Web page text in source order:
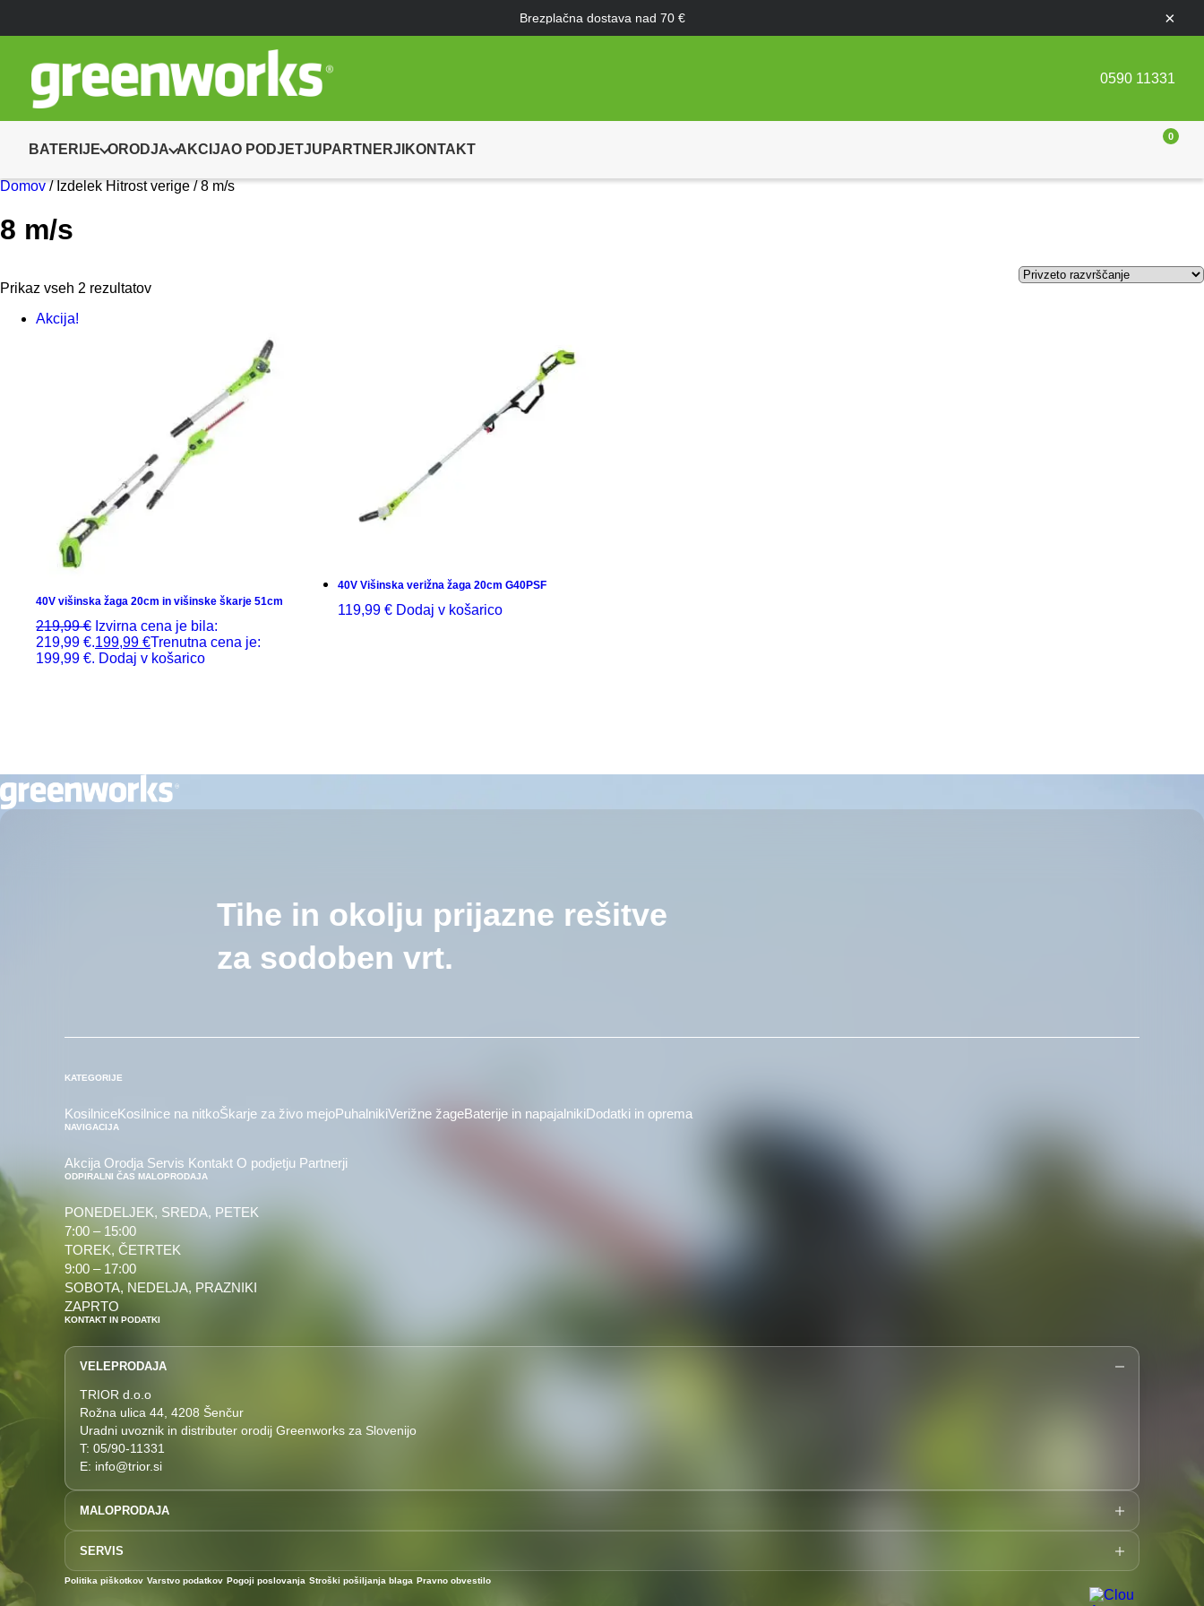
Brezplačna dostava nad 70 € ×
0590 11331
BATERIJE ORODJA AKCIJAO PODJETJU PARTNERJI KONTAKT
0
Domov/ Izdelek Hitrost verige / 8 m/s
8 m/s
Prikaz vseh 2 rezultatov
Akcija!
40V višinska žaga 20cm in višinske škarje 51cm
219,99€ Izvirna cena je bila:
219,99 €.199,99 €Trenutna cena je:
199,99 €. Dodaj v košarico
40V Višinska verižna žaga 20cm G40PSF
119,99€ Dodaj v košarico
Tihe in okolju prijazne rešitve
za sodoben vrt.
KATEGORIJE
KosilniceKosilnice na nitkoŠkarje za živo mejoPuhalnikiVerižne žageBaterije in napajalnikiDodatki in oprema
NAVIGACIJA
Akcija Orodja Servis Kontakt O podjetju Partnerji
ODPIRALNI ČAS MALOPRODAJA
PONEDELJEK, SREDA, PETEK
7:00 – 15:00
TOREK, ČETRTEK
9:00 – 17:00
SOBOTA, NEDELJA, PRAZNIKI
ZAPRTO
KONTAKT IN PODATKI
VELEPRODAJA
TRIOR d.o.o
Rožna ulica 44, 4208 Šenčur
Uradni uvoznik in distributer orodij Greenworks za Slovenijo
T: 05/90-11331
E: info@trior.si
MALOPRODAJA
E: prodaja@akucenter.eu
Akucenter Uroš Perčič s.p.
SERVIS
T: 04 292 7727
Politika piškotkov Varstvo podatkov Pogoji poslovanja Stroški pošiljanja blaga Pravno obvestilo